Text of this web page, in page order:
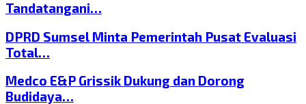
Tandatangani…
DPRD Sumsel Minta Pemerintah Pusat Evaluasi
Total…
Medco E&P Grissik Dukung dan Dorong
Budidaya…